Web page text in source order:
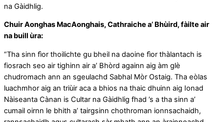
na Gàidhlig.
Chuir Aonghas MacAonghais, Cathraiche a’ Bhùird, fàilte air
na buill ùra:
“Tha sinn fìor thoilichte gu bheil na daoine fìor thàlantach is
fiosrach seo air tighinn air a’ Bhòrd againn aig àm glè
chudromach ann an sgeulachd Sabhal Mòr Ostaig. Tha eòlas
luachmhor aig an triùir aca a bhios na thaic dhuinn aig Ionad
Nàiseanta Cànan is Cultar na Gàidhlig fhad ’s a tha sinn a’
cumail oirnn le bhith a’ tairgsinn chothroman ionnsachaidh,